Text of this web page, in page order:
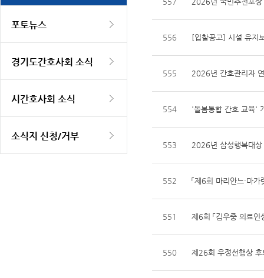
포토뉴스
경기도간호사회 소식
시간호사회 소식
소식지 신청/거부
556 [입찰공고] 시설 유지
555 2026년 간호관리자
554 '돌봄통합 간호 교육'
553 2026년 삼성행복대
552 「제6회 마리안느·마
551 제6회 「김우중 의료인
550 제26회 우정선행상